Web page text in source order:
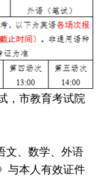
，市教育考试院
文、数学、外语
与本人有效证件